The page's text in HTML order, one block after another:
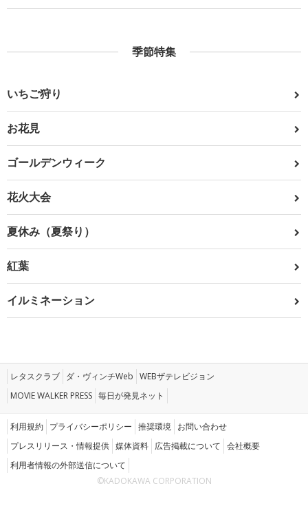
季節特集
いちご狩り
お花見
ゴールデンウィーク
花火大会
夏休み（夏祭り）
紅葉
イルミネーション
レタスクラブ ダ・ヴィンチWeb WEBザテレビジョン
MOVIE WALKER PRESS 毎日が発見ネット
利用規約 プライバシーポリシー 推奨環境 お問い合わせ
プレスリリース・情報提供 媒体資料 広告掲載について 会社概要
利用者情報の外部送信について
©KADOKAWA CORPORATION